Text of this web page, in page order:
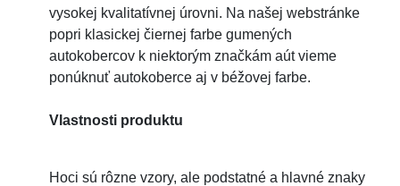
vysokej kvalitatívnej úrovni. Na našej webstránke
popri klasickej čiernej farbe gumených
autokobercov k niektorým značkám aút vieme
ponúknuť autokoberce aj v béžovej farbe.
Vlastnosti produktu
Hoci sú rôzne vzory, ale podstatné a hlavné znaky